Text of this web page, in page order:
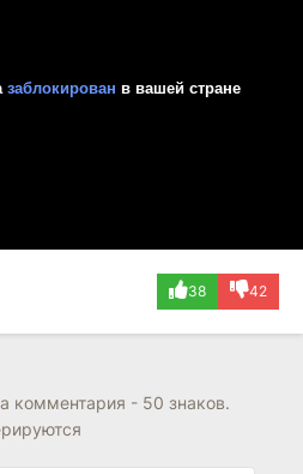
38 42
комментария - 50 знаков.